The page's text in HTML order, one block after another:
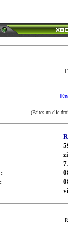
(Faites un clic